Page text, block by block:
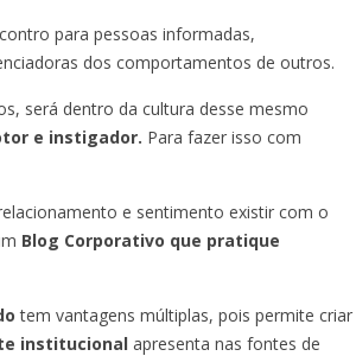
para pessoas informadas,
dos comportamentos de outros.
será dentro da cultura desse mesmo
e instigador. Para fazer isso com
e sentimento existir com o
Blog Corporativo que pratique
tem vantagens múltiplas, pois permite criar
institucional apresenta nas fontes de